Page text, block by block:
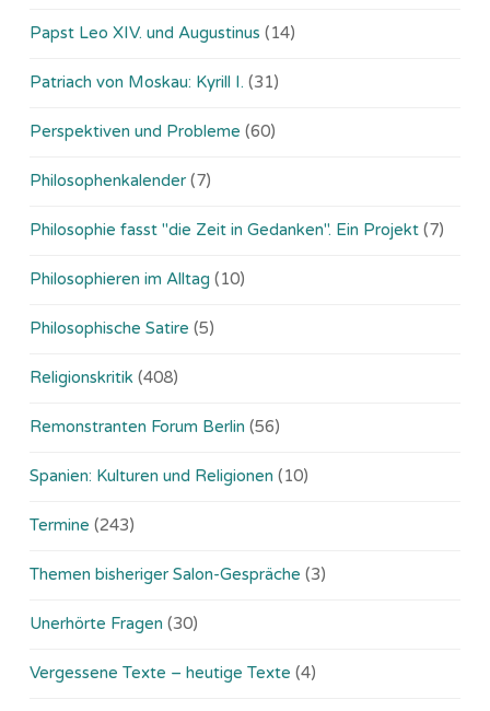
Papst Leo XIV. und Augustinus (14)
Patriach von Moskau: Kyrill I. (31)
Perspektiven und Probleme (60)
Philosophenkalender (7)
Philosophie fasst "die Zeit in Gedanken". Ein Projekt (7)
Philosophieren im Alltag (10)
Philosophische Satire (5)
Religionskritik (408)
Remonstranten Forum Berlin (56)
Spanien: Kulturen und Religionen (10)
Termine (243)
Themen bisheriger Salon-Gespräche (3)
Unerhörte Fragen (30)
Vergessene Texte – heutige Texte (4)